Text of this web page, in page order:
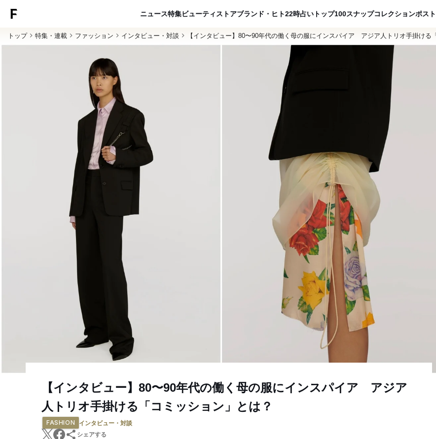
ニュース特集ビューティ ストアブランド・ヒト22時占い トップ100スナップコレクションポスト
トップ 特集・連載 ファッション インタビュー・対談 【インタビュー】80〜90年代の働く母の服にインスパイア アジア人トリオ手掛ける
【インタビュー】80〜90年代の働く母の服にインスパイア アジア
人トリオ手掛ける「コミッション」とは？
FASHION
インタビュー・対談
シェアする